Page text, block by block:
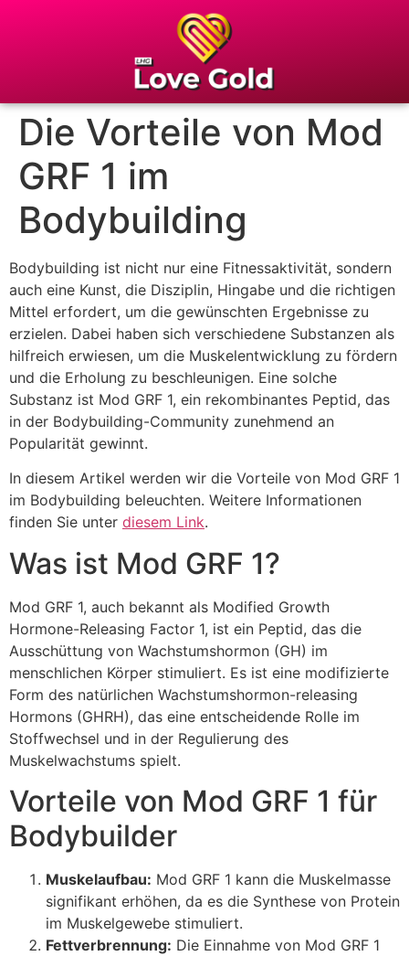
Die Vorteile von Mod
GRF 1 im
Bodybuilding
Bodybuilding ist nicht nur eine Fitnessaktivität, sondern
auch eine Kunst, die Disziplin, Hingabe und die richtigen
Mittel erfordert, um die gewünschten Ergebnisse zu
erzielen. Dabei haben sich verschiedene Substanzen als
hilfreich erwiesen, um die Muskelentwicklung zu fördern
und die Erholung zu beschleunigen. Eine solche
Substanz ist Mod GRF 1, ein rekombinantes Peptid, das
in der Bodybuilding-Community zunehmend an
Popularität gewinnt.
In diesem Artikel werden wir die Vorteile von Mod GRF 1
im Bodybuilding beleuchten. Weitere Informationen
finden Sie unter diesem Link.
Was ist Mod GRF 1?
Mod GRF 1, auch bekannt als Modified Growth
Hormone-Releasing Factor 1, ist ein Peptid, das die
Ausschüttung von Wachstumshormon (GH) im
menschlichen Körper stimuliert. Es ist eine modifizierte
Form des natürlichen Wachstumshormon-releasing
Hormons (GHRH), das eine entscheidende Rolle im
Stoffwechsel und in der Regulierung des
Muskelwachstums spielt.
Vorteile von Mod GRF 1 für
Bodybuilder
Muskelaufbau: Mod GRF 1 kann die Muskelmasse
signifikant erhöhen, da es die Synthese von Protein
im Muskelgewebe stimuliert.
Fettverbrennung: Die Einnahme von Mod GRF 1